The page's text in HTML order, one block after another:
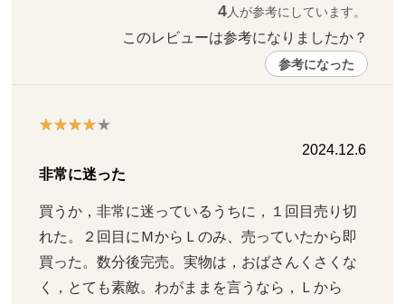
4人が参考にしています。
このレビューは参考になりましたか？
参考になった
2024.12.6
非常に迷った
買うか，非常に迷っているうちに，１回目売り切
れた。２回目にＭからＬのみ、売っていたから即
買った。数分後完売。実物は，おばさんくさくな
く，とても素敵。わがままを言うなら，Ｌから